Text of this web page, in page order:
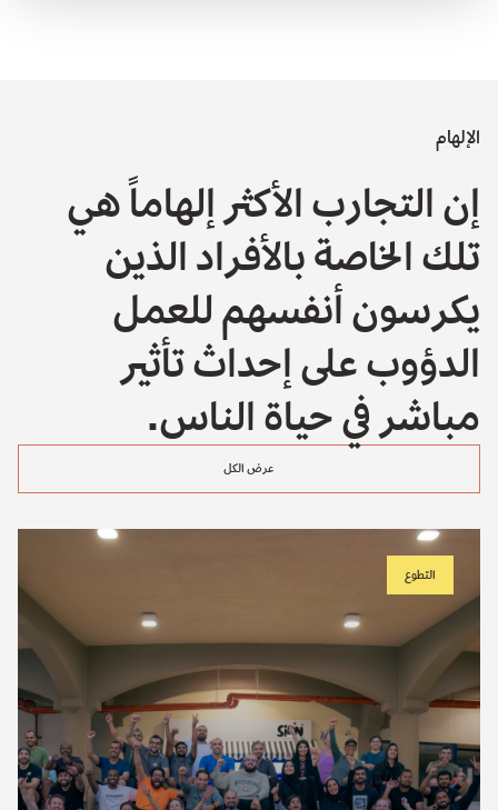
الإلهام
إن التجارب الأكثر إلهاماً هي
تلك الخاصة بالأفراد الذين
يكرسون أنفسهم للعمل
الدؤوب على إحداث تأثير
مباشر في حياة الناس.
عرض الكل
التطوع